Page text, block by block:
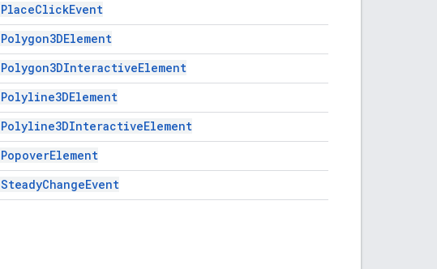
PlaceClickEvent
Polygon3DElement
Polygon3DInteractiveElement
Polyline3DElement
Polyline3DInteractiveElement
PopoverElement
SteadyChangeEvent